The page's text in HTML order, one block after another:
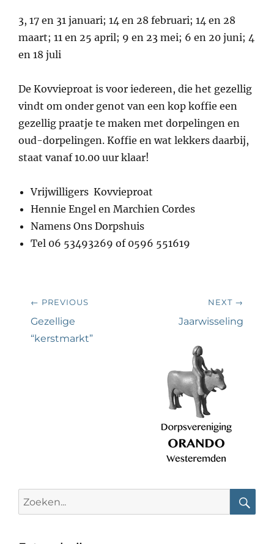
3, 17 en 31 januari; 14 en 28 februari; 14 en 28
maart; 11 en 25 april; 9 en 23 mei; 6 en 20 juni; 4
en 18 juli
De Kovvieproat is voor iedereen, die het gezellig
vindt om onder genot van een kop koffie een
gezellig praatje te maken met dorpelingen en
oud-dorpelingen. Koffie en wat lekkers daarbij,
staat vanaf 10.00 uur klaar!
Vrijwilligers Kovvieproat
Hennie Engel en Marchien Cordes
Namens Ons Dorpshuis
Tel 06 53493269 of 0596 551619
Bericht
navigatie
← PREVIOUS
Previous
post:
Gezellige
“kerstmarkt”
NEXT →
Jaarwisseling
for: